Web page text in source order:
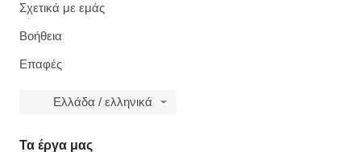
Σχετικά με εμάς
Βοήθεια
Επαφές
Ελλάδα / ελληνικά
Τα έργα μας